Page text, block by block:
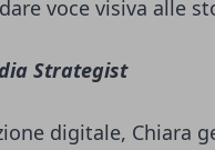
voce visiva alle
Strategist
digitale, Chiara